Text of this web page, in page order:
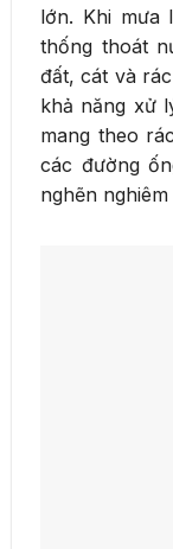
lớn. Khi mưa
thống thoát
đất, cát và
khả năng xử
mang theo
các đường
nghẽn